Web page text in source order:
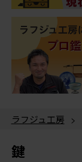
ラフジュ工房 >
鍵